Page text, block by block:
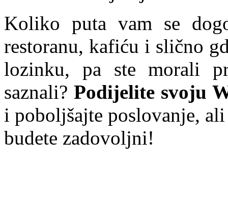
Koliko puta vam se
restoranu, kafiću i slično
lozinku, pa ste morali
saznali?Podijelite svoju
i poboljšajte poslovanje,
budete zadovoljni!